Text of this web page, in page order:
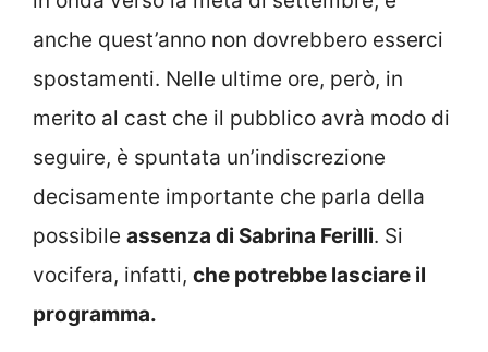
anche quest’anno non dovrebbero esserci
spostamenti. Nelle ultime ore, però, in
merito al cast che il pubblico avrà modo di
seguire, è spuntata un’indiscrezione
decisamente importante che parla della
possibile assenza di Sabrina Ferilli. Si
vocifera, infatti, che potrebbe lasciare il
programma.